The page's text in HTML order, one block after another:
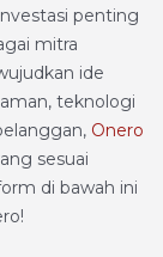
penting
mitra
ide
teknologi
Onero
sesuai
di bawah ini